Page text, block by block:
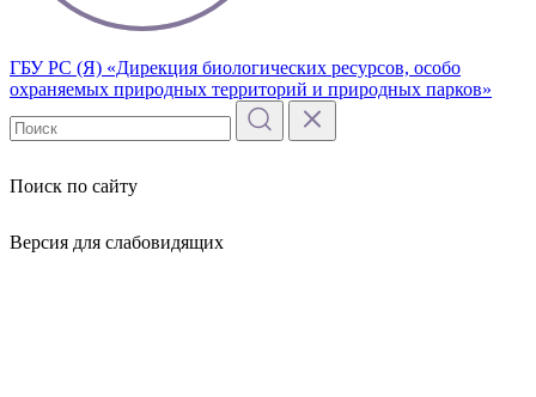
ГБУ РС (Я) «Дирекция биологических ресурсов, особо
охраняемых природных территорий и природных парков»
Поиск по сайту
Версия для слабовидящих